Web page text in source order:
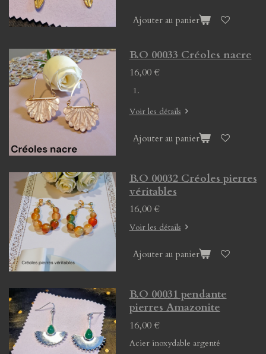
Ajouter au panier
B.O 00033 Créoles nacre
16,00 €
Voir les détails
Ajouter au panier
B.O 00032 Créoles pierres
véritables
16,00 €
Voir les détails
Ajouter au panier
B.O 00031 pendante
pierres Amazonite
16,00 €
Acier inoxydable argenté